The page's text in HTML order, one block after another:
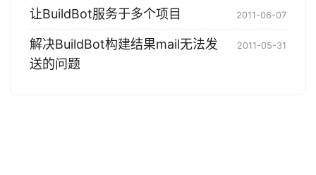
让BuildBot服务于多个项目 2011-06-07
解决BuildBot构建结果mail无法发
送的问题
2011-05-31